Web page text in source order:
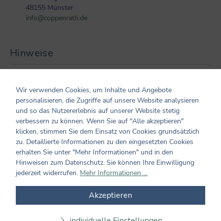
48155 Münster
info@coppenrath.de
Hinweise
werden. Daher sind Sie verpflichtet, gebrauchte Batterien
und Akkus zurückzugeben.
Kundenmeinungen
0 von 0 Bewertungen
Teilen Sie Ihre Erfahrungen mit dem Produkt mit anderen
Kunden. Ihre Bewertung darf sich ausschließlich auf Produkte
aus verifizierten Käufen beziehen. Diesen Zusammenhang stellen
Wir verwenden Cookies, um Inhalte und Angebote
personalisieren, die Zugriffe auf unsere Website analysieren
und so das Nutzererlebnis auf unserer Website stetig
verbessern zu können. Wenn Sie auf "Alle akzeptieren"
klicken, stimmen Sie dem Einsatz von Cookies grundsätzlich
zu. Detaillierte Informationen zu den eingesetzten Cookies
erhalten Sie unter "Mehr Informationen" und in den
Hinweisen zum Datenschutz. Sie können Ihre Einwilligung
jederzeit widerrufen. Mehr Informationen ...
Akzeptieren